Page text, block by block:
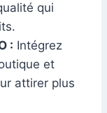
qui
: Intégrez
et
attirer plus